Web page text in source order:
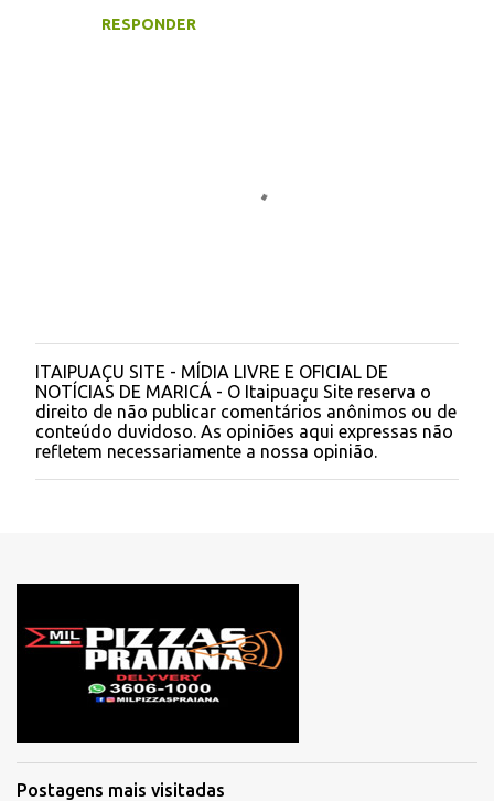
RESPONDER
P
o
s
t
a
r
t
ITAIPUAÇU SITE - MÍDIA LIVRE E OFICIAL DE
NOTÍCIAS DE MARICÁ - O Itaipuaçu Site reserva o
direito de não publicar comentários anônimos ou de
conteúdo duvidoso. As opiniões aqui expressas não
refletem necessariamente a nossa opinião.
Postagens mais visitadas